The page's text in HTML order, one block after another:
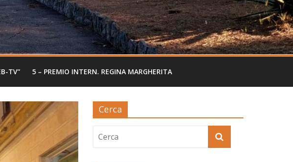
TV” 5 – PREMIO INTERN. REGINA MARGHERITA
Cerca